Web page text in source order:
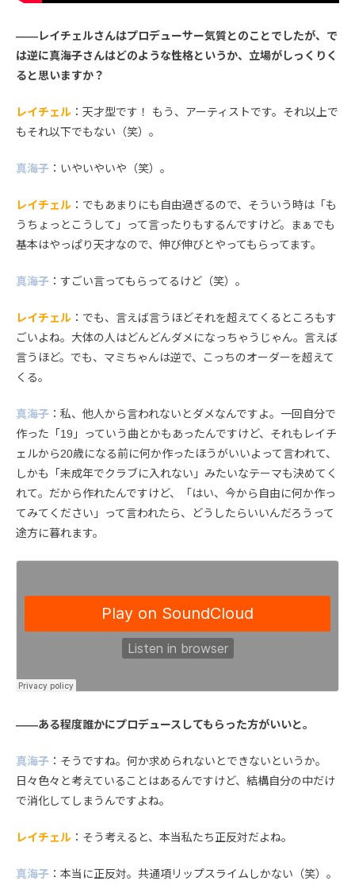
――レイチェルさんはプロデューサー気質とのことでしたが、で
は逆に真海子さんはどのような性格というか、立場がしっくりく
ると思いますか？
レイチェル ：天才型です！ もう、アーティストです。それ以上で
もそれ以下でもない（笑）。
真海子 ：いやいやいや（笑）。
レイチェル ：でもあまりにも自由過ぎるので、そういう時は「も
うちょっとこうして」って言ったりもするんですけど。まぁでも
基本はやっぱり天才なので、伸び伸びとやってもらってます。
真海子 ：すごい言ってもらってるけど（笑）。
レイチェル ：でも、言えば言うほどそれを超えてくるところもす
ごいよね。大体の人はどんどんダメになっちゃうじゃん。言えば
言うほど。でも、マミちゃんは逆で、こっちのオーダーを超えて
くる。
真海子 ：私、他人から言われないとダメなんですよ。一回自分で
作った「19」っていう曲とかもあったんですけど、それもレイチ
ェルから20歳になる前に何か作ったほうがいいよって言われて、
しかも「未成年でクラブに入れない」みたいなテーマも決めてく
れて。だから作れたんですけど、「はい、今から自由に何か作っ
てみてください」って言われたら、どうしたらいいんだろうって
途方に暮れます。
――ある程度誰かにプロデュースしてもらった方がいいと。
真海子 ：そうですね。何か求められないとできないというか。
日々色々と考えていることはあるんですけど、結構自分の中だけ
で消化してしまうんですよね。
レイチェル ：そう考えると、本当私たち正反対だよね。
真海子 ：本当に正反対。共通項リップスライムしかない（笑）。